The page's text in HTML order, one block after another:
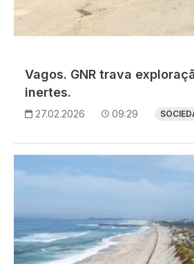
Vagos. GNR trava
inertes.
27.02.2026 09:29